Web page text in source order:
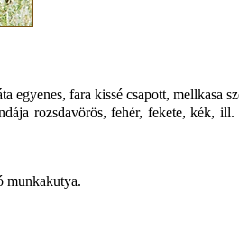
fara kissé csapott, mellkasa
rozsdavörös, fehér, fekete, kék,
munkakutya.